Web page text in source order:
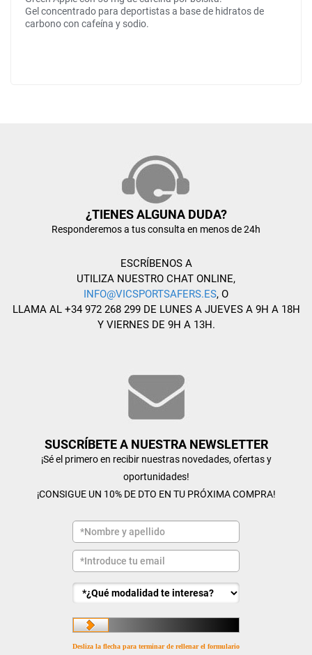
Gel concentrado para deportistas a base de hidratos de
carbono con cafeína y sodio.
¿TIENES ALGUNA DUDA?
Responderemos a tus consulta en menos de 24h
ESCRÍBENOS A
UTILIZA NUESTRO CHAT ONLINE,
INFO@VICSPORTSAFERS.ES, O
LLAMA AL +34 972 268 299 DE LUNES A JUEVES A 9H A 18H
Y VIERNES DE 9H A 13H.
SUSCRÍBETE A NUESTRA NEWSLETTER
¡Sé el primero en recibir nuestras novedades, ofertas y
oportunidades!
¡CONSIGUE UN 10% DE DTO EN TU PRÓXIMA COMPRA!
Desliza la flecha para terminar de rellenar el formulario